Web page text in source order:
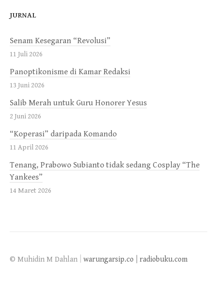
JURNAL
Senam Kesegaran “Revolusi”
11 Juli 2026
Panoptikonisme di Kamar Redaksi
13 Juni 2026
Salib Merah untuk Guru Honorer Yesus
2 Juni 2026
“Koperasi” daripada Komando
11 April 2026
Tenang, Prabowo Subianto tidak sedang Cosplay “The
Yankees”
14 Maret 2026
© Muhidin M Dahlan warungarsip.co radiobuku.com